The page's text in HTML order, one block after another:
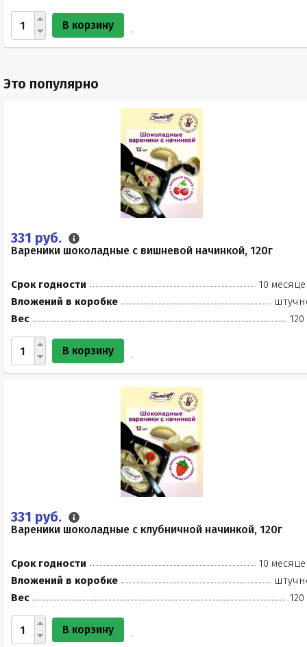
В корзину
Это популярно
331 руб.
Вареники шоколадные с вишневой начинкой, 120г
Срок годности
10
Вложений в коробке
Вес
120
В корзину
331 руб.
Вареники шоколадные с клубничной начинкой, 120г
Срок годности
10
Вложений в коробке
Вес
120
В корзину